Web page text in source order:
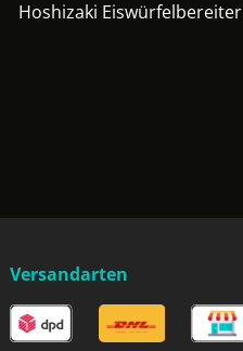
Hoshizaki Eiswürfelbereiter
Versandarten